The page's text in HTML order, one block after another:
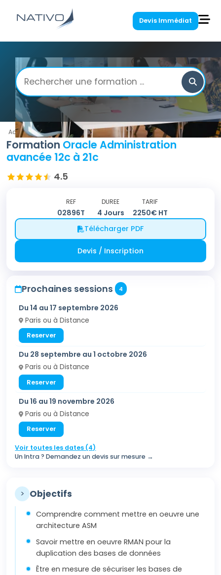
Devis Immédiat
Accueil / Oracle /Oracle Administration avancée 12c à 21c
Formation Oracle Administration
avancée 12c à 21c
4.5
REF
02896T
DUREE
4 Jours
TARIF
2250€ HT
Télécharger PDF
Devis / Inscription
Prochaines sessions 4
Du 14 au 17 septembre 2026
Paris ou à Distance
Reserver
Du 28 septembre au 1 octobre 2026
Paris ou à Distance
Reserver
Du 16 au 19 novembre 2026
Paris ou à Distance
Reserver
Voir toutes les dates (4)
Un Intra ? Demandez un devis sur mesure →
> Objectifs
Comprendre comment mettre en oeuvre une
architecture ASM
Savoir mettre en oeuvre RMAN pour la
duplication des bases de données
Être en mesure de sécuriser les bases de